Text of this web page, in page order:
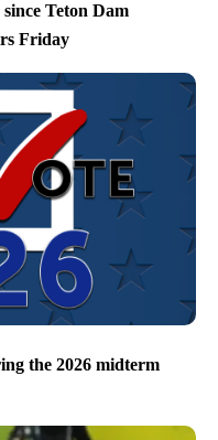
Teton Dam
Friday
the 2026 midterm